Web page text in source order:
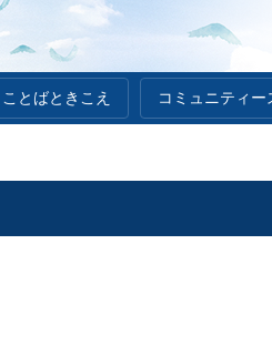
ことばときこえ コミュニティー